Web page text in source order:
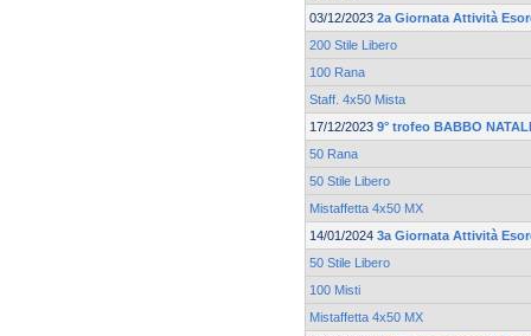
03/12/2023 2a Giornata Attività
200 Stile Libero
100 Rana
Staff. 4x50 Mista
17/12/2023 9° trofeo BABBO
50 Rana
50 Stile Libero
Mistaffetta 4x50 MX
14/01/2024 3a Giornata Attività
50 Stile Libero
100 Misti
Mistaffetta 4x50 MX